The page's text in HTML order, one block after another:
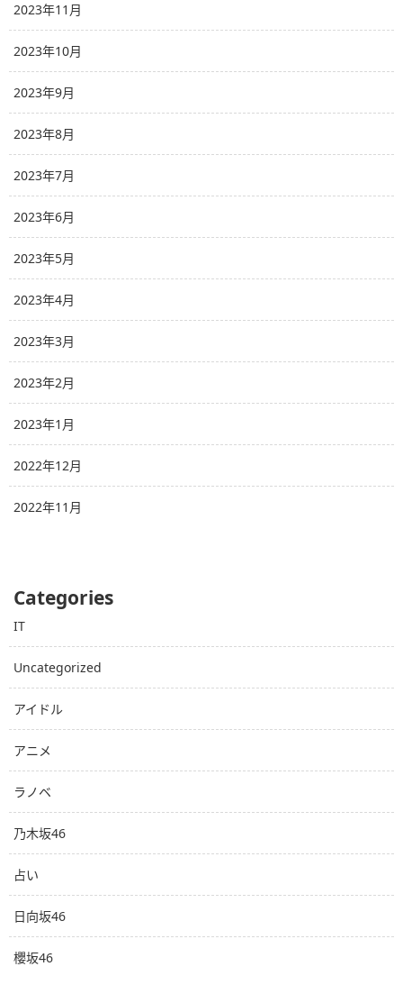
2023年11月
2023年10月
2023年9月
2023年8月
2023年7月
2023年6月
2023年5月
2023年4月
2023年3月
2023年2月
2023年1月
2022年12月
2022年11月
Categories
IT
Uncategorized
アイドル
アニメ
ラノベ
乃木坂46
占い
日向坂46
櫻坂46